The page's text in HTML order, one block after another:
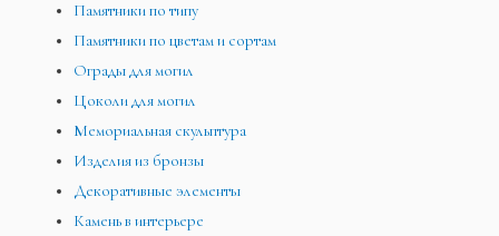
Памятники по типу
Памятники по цветам и сортам
Ограды для могил
Цоколи для могил
Мемориальная скульптура
Изделия из бронзы
Декоративные элементы
Камень в интерьере